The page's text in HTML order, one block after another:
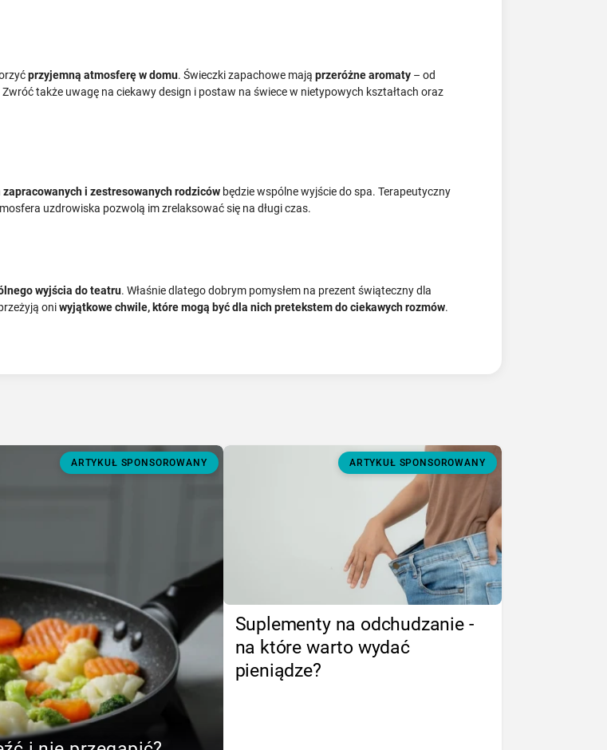
przyjemną atmosferę w domu. Świeczki zapachowe mająprzeróżne aromaty – od
także uwagę na ciekawy design i postaw na świece w nietypowych kształtach oraz
i zestresowanych rodziców będzie wspólne wyjście do spa. Terapeutyczny
uzdrowiska pozwolą im zrelaksować się na długi czas.
wyjścia do teatru. Właśnie dlatego dobrym pomysłem na prezent świąteczny dla
oniwyjątkowe chwile, które mogą być dla nich pretekstem do ciekawych rozmów.
ARTYKUŁ SPONSOROWANY ARTYKUŁ SPONSOROWANY
Suplementy na odchudzanie -
na które warto wydać
pieniądze?